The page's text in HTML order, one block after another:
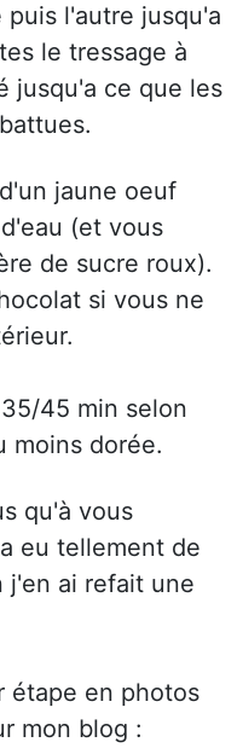
l'autre jusqu'a
le tressage à
jusqu'a ce que les
jaune oeuf
(et vous
de sucre roux).
si vous ne
45 min selon
moins dorée.
qu'à vous
eu tellement de
j'en ai refait une
étape en photos
mon blog :